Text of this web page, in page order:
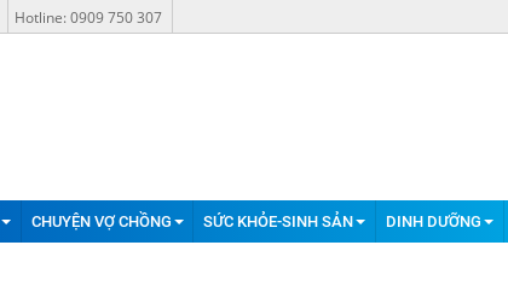
Hotline: 0909 750 307
CHUYỆN VỢ CHỒNG SỨC KHỎE-SINH SẢN DINH DƯỠNG